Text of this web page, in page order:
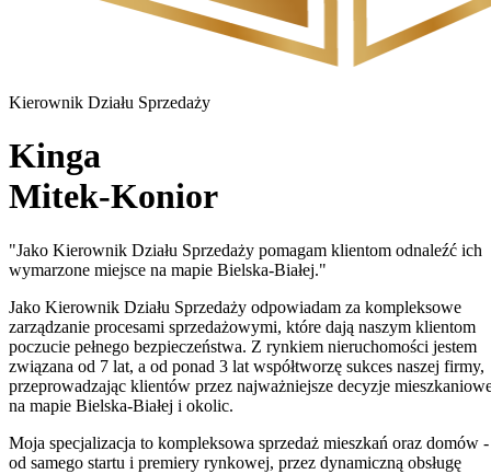
Kierownik Działu Sprzedaży
Kinga
Mitek-Konior
"Jako Kierownik Działu Sprzedaży pomagam klientom odnaleźć ich
wymarzone miejsce na mapie Bielska-Białej."
Jako Kierownik Działu Sprzedaży odpowiadam za kompleksowe
zarządzanie procesami sprzedażowymi, które dają naszym klientom
poczucie pełnego bezpieczeństwa. Z rynkiem nieruchomości jestem
związana od 7 lat, a od ponad 3 lat współtworzę sukces naszej firmy,
przeprowadzając klientów przez najważniejsze decyzje
na mapie Bielska-Białej i okolic.
Moja specjalizacja to kompleksowa sprzedaż mieszkań oraz domów -
od samego startu i premiery rynkowej, przez dynamiczną obsługę